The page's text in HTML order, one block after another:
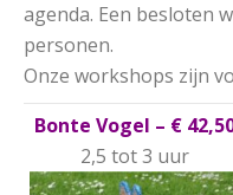
agenda. Een besloten
personen.
Onze workshops zijn
Bonte Vogel – €
2,5 tot 3 uur